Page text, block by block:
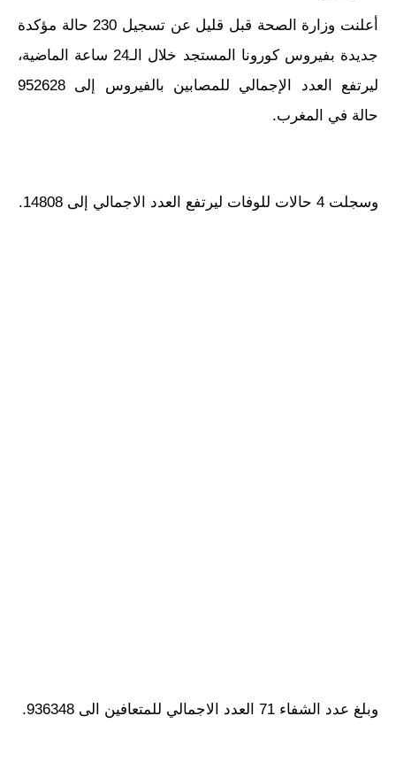
أعلنت وزارة الصحة قبل قليل عن تسجيل 230 حالة مؤكدة
جديدة بفيروس كورونا المستجد خلال الـ24 ساعة الماضية،
ليرتفع العدد الإجمالي للمصابين بالفيروس إلى 952628
حالة في المغرب.
وسجلت 4 حالات للوفات ليرتفع العدد الاجمالي إلى 14808.
وبلغ عدد الشفاء 71 العدد الاجمالي للمتعافين الى 936348.